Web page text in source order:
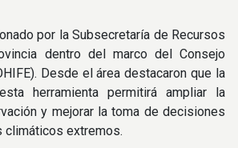
por la Subsecretaría de Recursos
dentro del marco del Consejo
Desde el área destacaron que la
herramienta permitirá ampliar la
y mejorar la toma de decisiones
climáticos extremos.